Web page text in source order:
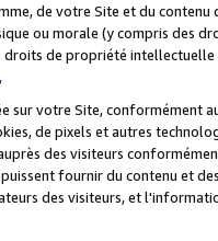
de votre Site et du
ou morale (y compris des
droits de propriété
sur votre Site, conformément
de pixels et autres
des visiteurs
puissent fournir du contenu et
des visiteurs, et